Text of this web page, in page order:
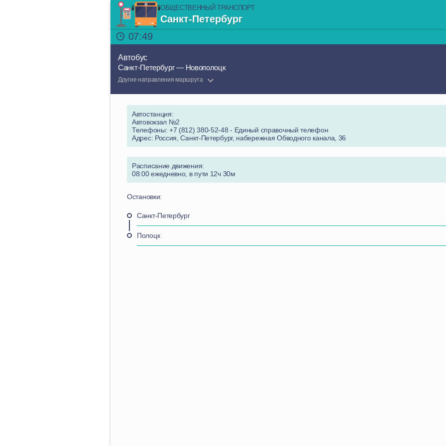
ОБЩЕСТВЕННЫЙ ТРАНСПОРТ
Санкт-Петербург
07:49
Автобус
Санкт-Петербург — Новополоцк
Другие направления маршрута
Автостанция:
Автовокзал №2
Телефоны: +7 (812) 380-52-48 - Единый справочный телефон
Адрес: Россия, Санкт-Петербург, набережная Обводного канала, 36
Расписание движения:
08:00 ежедневно, в пути 12ч 30м
Остановки:
Санкт-Петербург
Полоцк